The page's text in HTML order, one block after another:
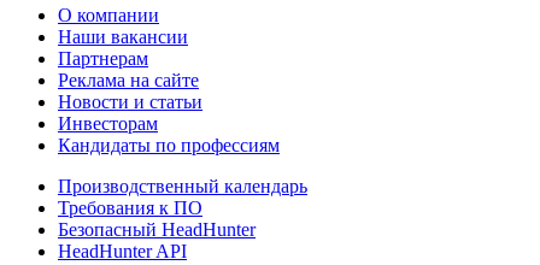
О компании
Наши вакансии
Партнерам
Реклама на сайте
Новости и статьи
Инвесторам
Кандидаты по профессиям
Производственный календарь
Требования к ПО
Безопасный HeadHunter
HeadHunter API